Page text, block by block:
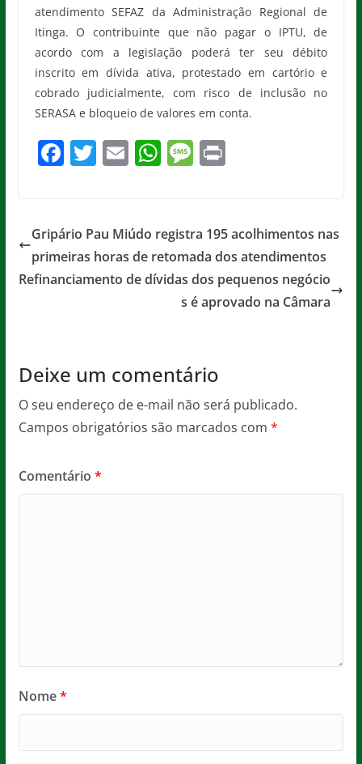
atendimento SEFAZ da Administração Regional de
Itinga. O contribuinte que não pagar o IPTU, de
acordo com a legislação poderá ter seu débito
inscrito em dívida ativa, protestado em cartório e
cobrado judicialmente, com risco de inclusão no
SERASA e bloqueio de valores em conta.
F
e
b
o
T
er
E
l
W
s
A
p
M
a
g
e
Pr
Gripário Pau Miúdo registra 195 acolhimentos nas
primeiras horas de retomada dos atendimentos
Refinanciamento de dívidas dos pequenos negócio
s é aprovado na Câmara
Deixe um comentário
O seu endereço de e-mail não será publicado.
Campos obrigatórios são marcados com *
Comentário *
Nome*